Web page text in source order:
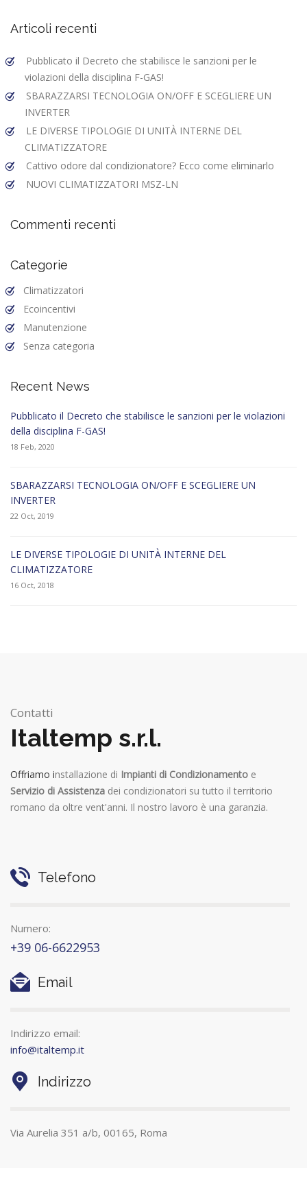
o
k
n
Articoli recenti
Pubblicato il Decreto che stabilisce le sanzioni per le
violazioni della disciplina F-GAS!
SBARAZZARSI TECNOLOGIA ON/OFF E SCEGLIERE UN
INVERTER
LE DIVERSE TIPOLOGIE DI UNITÀ INTERNE DEL
CLIMATIZZATORE
Cattivo odore dal condizionatore? Ecco come eliminarlo
NUOVI CLIMATIZZATORI MSZ-LN
Commenti recenti
Categorie
Climatizzatori
Ecoincentivi
Manutenzione
Senza categoria
Recent News
Pubblicato il Decreto che stabilisce le sanzioni per le violazioni
della disciplina F-GAS!
18 Feb, 2020
SBARAZZARSI TECNOLOGIA ON/OFF E SCEGLIERE UN
INVERTER
22 Oct, 2019
LE DIVERSE TIPOLOGIE DI UNITÀ INTERNE DEL
CLIMATIZZATORE
16 Oct, 2018
Contatti
Italtemp s.r.l.
Offriamo installazione di Impianti di Condizionamento e
Servizio di Assistenza dei condizionatori su tutto il territorio
romano da oltre vent'anni. Il nostro lavoro è una garanzia.
Telefono
Numero:
+39 06-6622953
Email
Indirizzo email:
info@italtemp.it
Indirizzo
Via Aurelia 351 a/b, 00165, Roma